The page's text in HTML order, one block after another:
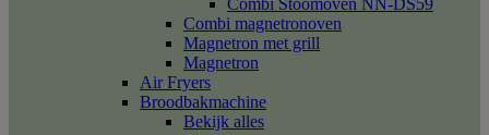
Combi Stoomoven NN-DS59
Combi magnetronoven
Magnetron met grill
Magnetron
Air Fryers
Broodbakmachine
Bekijk alles